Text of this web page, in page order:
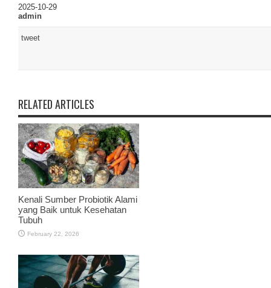
2025-10-29
admin
tweet
RELATED ARTICLES
Kenali Sumber Probiotik Alami
yang Baik untuk Kesehatan
Tubuh
February 22, 2026